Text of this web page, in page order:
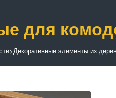
для
>Декоративные элементы из